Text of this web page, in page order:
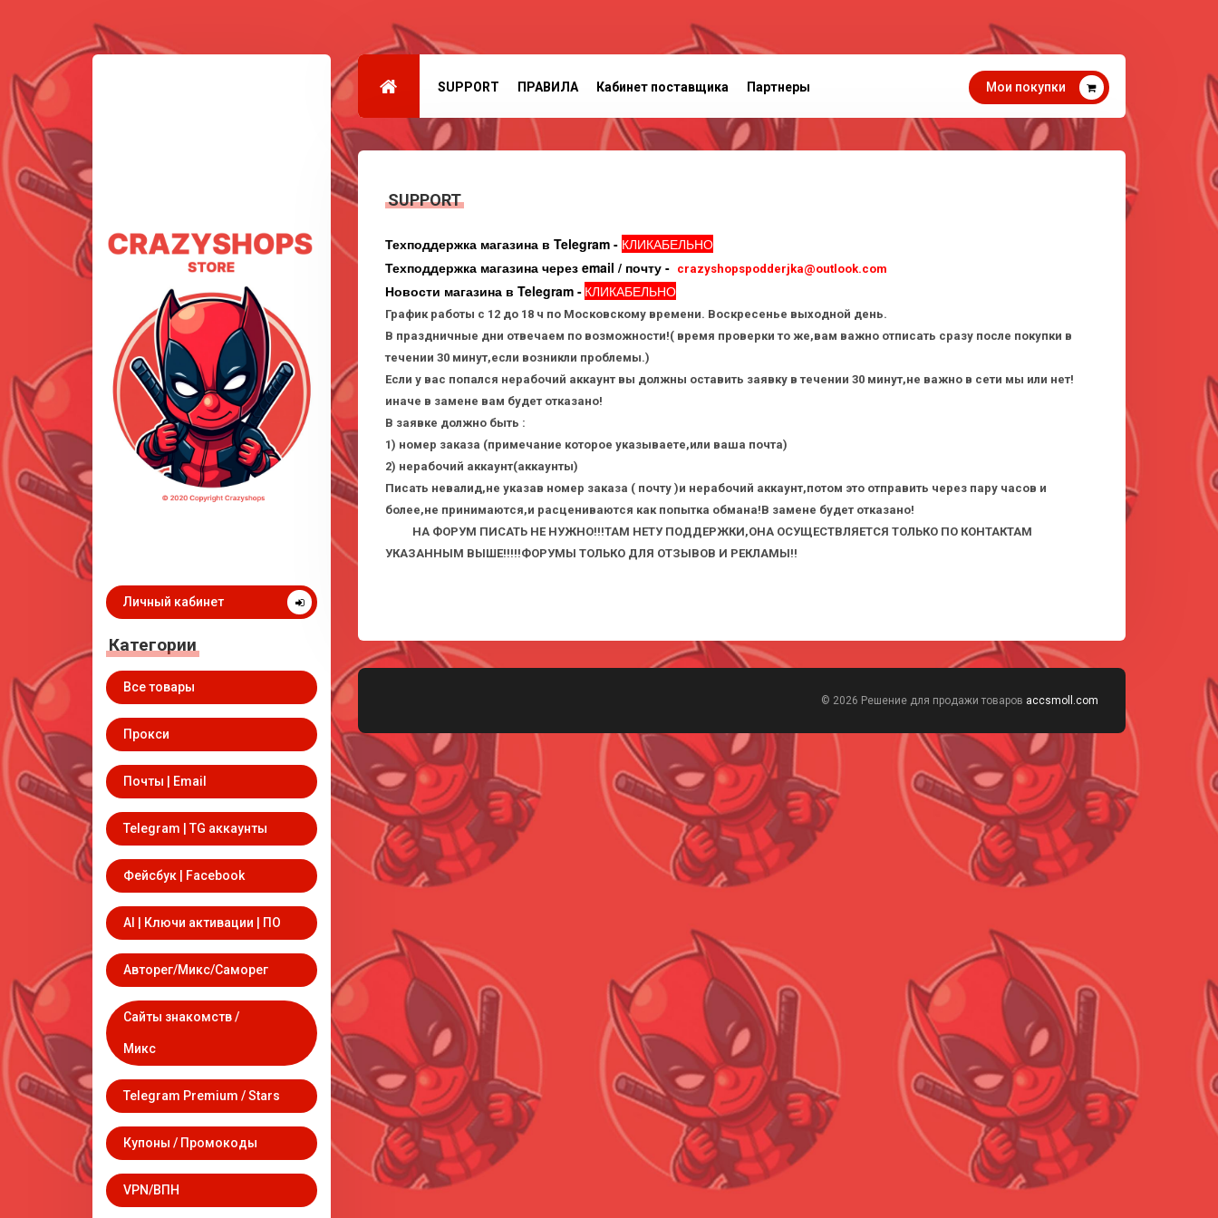
Личный кабинет
Категории
Все товары
Прокси
Почты | Email
Telegram | TG аккаунты
Фейсбук | Facebook
AI | Ключи активации | ПО
Авторег/Микс/Саморег
Сайты знакомств /
Микс
Telegram Premium / Stars
Купоны / Промокоды
VPN/ВПН
SUPPORT ПРАВИЛА Кабинет поставщика Партнеры Мои покупки
SUPPORT
Техподдержка магазина в Telegram - КЛИКАБЕЛЬНО
Техподдержка магазина через email / почту - crazyshopspodderjka@outlook.com
Новости магазина в Telegram - КЛИКАБЕЛЬНО
График работы с 12 до 18 ч по Московскому времени. Воскресенье выходной день.
В праздничные дни отвечаем по возможности!( время проверки то же,вам важно отписать сразу после покупки в
течении 30 минут,если возникли проблемы.)
Если у вас попался нерабочий аккаунт вы должны оставить заявку в течении 30 минут,не важно в сети мы или нет!
иначе в замене вам будет отказано!
В заявке должно быть :
1) номер заказа (примечание которое указываете,или ваша почта)
2) нерабочий аккаунт(аккаунты)
Писать невалид,не указав номер заказа ( почту )и нерабочий аккаунт,потом это отправить через пару часов и
более,не принимаются,и расцениваются как попытка обмана!В замене будет отказано!
НА ФОРУМ ПИСАТЬ НЕ НУЖНО!!!ТАМ НЕТУ ПОДДЕРЖКИ,ОНА ОСУЩЕСТВЛЯЕТСЯ ТОЛЬКО ПО КОНТАКТАМ
УКАЗАННЫМ ВЫШЕ!!!!!ФОРУМЫ ТОЛЬКО ДЛЯ ОТЗЫВОВ И РЕКЛАМЫ!!
© 2026 Решение для продажи товаров accsmoll.com
Всего позиций в корзине